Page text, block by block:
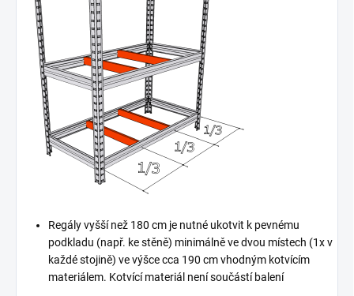
Regály vyšší než 180 cm je nutné ukotvit k pevnému
podkladu (např. ke stěně) minimálně ve dvou místech (1x v
každé stojině) ve výšce cca 190 cm vhodným kotvícím
materiálem. Kotvící materiál není součástí balení